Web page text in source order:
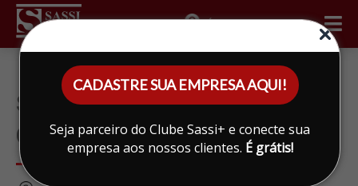
CADASTRE SUA EMPRESA AQUI!
Seja parceiro do Clube Sassi+ e conecte sua
empresa aos nossos clientes. É grátis!
ÁREA DO CLIENTE
SALA PARA ALUGAR EM
CENTRO, LIMEIRA